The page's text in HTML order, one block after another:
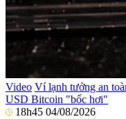
Video Ví lạnh tưởng an
USD Bitcoin "bốc hơi"
18h45 04/08/2026